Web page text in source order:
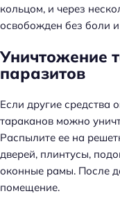
кольцом, и через
освобожден без боли
Уничтожение
паразитов
Если другие средства
тараканов можно
Распылите ее на
дверей, плинтусы,
оконные рамы. После
помещение.